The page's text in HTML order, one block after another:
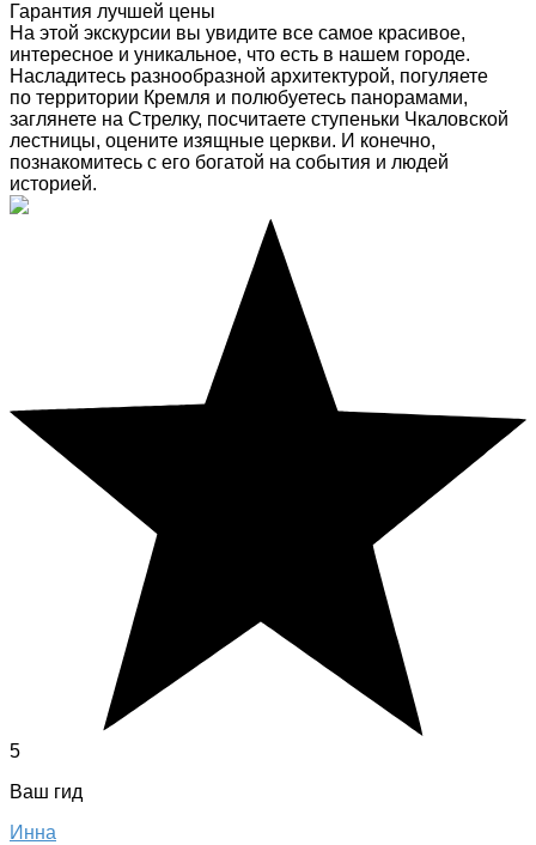
Гарантия лучшей цены
На этой экскурсии вы увидите все самое красивое,
интересное и уникальное, что есть в нашем городе.
Насладитесь разнообразной архитектурой, погуляете
по территории Кремля и полюбуетесь панорамами,
заглянете на Стрелку, посчитаете ступеньки Чкаловской
лестницы, оцените изящные церкви. И конечно,
познакомитесь с его богатой на события и людей
историей.
5
Ваш гид
Инна